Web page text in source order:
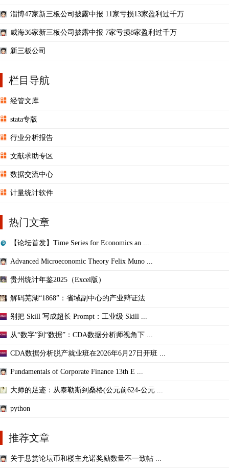
淄博47家新三板公司披露中报 11家亏损13家盈利过千万
威海36家新三板公司披露中报 7家亏损8家盈利过千万
新三板公司
栏目导航
经管文库
stata专版
行业分析报告
文献求助专区
数据交流中心
计量统计软件
热门文章
【论坛首发】Time Series for Economics an ...
Advanced Microeconomic Theory Felix Muno ...
贵州统计年鉴2025（Excel版）
解码芜湖“1868”：省域副中心的产业辩证法
别把 Skill 写成超长 Prompt：工业级 Skill ...
从“数字”到“数据”：CDA数据分析师视角下 ...
CDA数据分析脱产就业班在2026年6月27日开班 ...
Fundamentals of Corporate Finance 13th E ...
大师的足迹：从泰勒斯到桑格(公元前624-公元 ...
python
推荐文章
关于悬赏论坛币和楼主允诺奖励数量不一致帖 ...